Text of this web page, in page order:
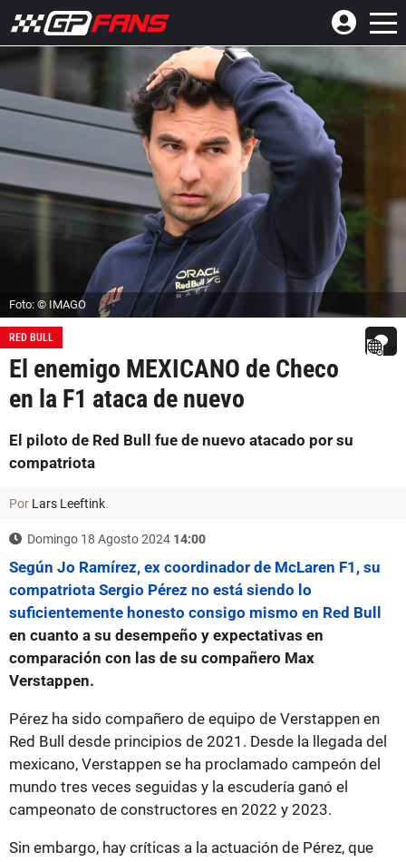
Foto: © IMAGO
RED BULL
El enemigo MEXICANO de Checo
en la F1 ataca de nuevo
El piloto de Red Bull fue de nuevo atacado por su
compatriota
Por Lars Leeftink.
Domingo 18 Agosto 2024 14:00
Según Jo Ramírez, ex coordinador de McLaren F1, su
compatriota Sergio Pérez no está siendo lo
suficientemente honesto consigo mismo en Red Bull
en cuanto a su desempeño y expectativas en
comparación con las de su compañero Max
Verstappen.
Pérez ha sido compañero de equipo de Verstappen en
Red Bull desde principios de 2021. Desde la llegada del
mexicano, Verstappen se ha proclamado campeón del
mundo tres veces seguidas y la escudería ganó el
campeonato de constructores en 2022 y 2023.
Sin embargo, hay críticas a la actuación de Pérez, que